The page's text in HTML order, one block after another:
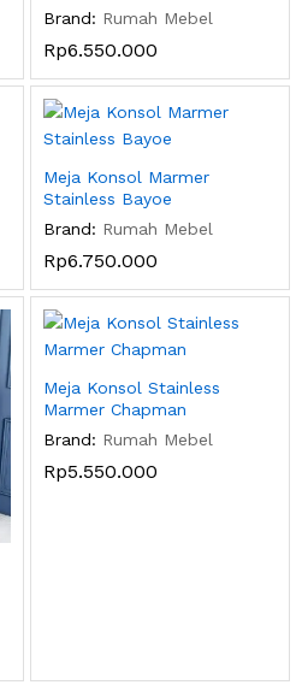
Brand: Rumah Mebel
Rp6.550.000
Meja Konsol Marmer
Stainless Bayoe
Brand: Rumah Mebel
Rp6.750.000
Meja Konsol Stainless
Marmer Chapman
Brand: Rumah Mebel
Rp5.550.000